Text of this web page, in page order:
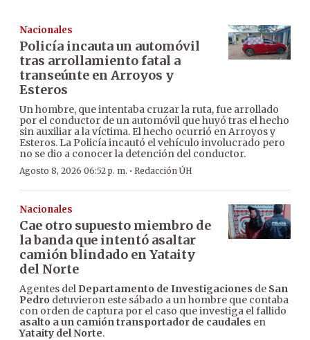
Nacionales
Policía incauta un automóvil
tras arrollamiento fatal a
transeúnte en Arroyos y
Esteros
Un hombre, que intentaba cruzar la ruta, fue arrollado
por el conductor de un automóvil que huyó tras el hecho
sin auxiliar a la víctima. El hecho ocurrió en Arroyos y
Esteros. La Policía incautó el vehículo involucrado pero
no se dio a conocer la detención del conductor.
Agosto 8, 2026 06:52 p. m. · Redacción ÚH
Nacionales
Cae otro supuesto miembro de
la banda que intentó asaltar
camión blindado en Yataity
del Norte
Agentes del Departamento de Investigaciones de San
Pedro detuvieron este sábado a un hombre que contaba
con orden de captura por el caso que investiga el fallido
asalto a un camión transportador de caudales en
Yataity del Norte.